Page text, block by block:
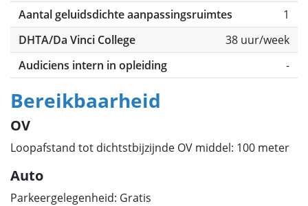
Aantal geluidsdichte aanpassingsruimtes
1
DHTA/Da Vinci College
38 uur/week
Audiciens intern in opleiding
-
Bereikbaarheid
OV
Loopafstand tot dichtstbijzijnde OV middel: 100 meter
Auto
Parkeergelegenheid: Gratis